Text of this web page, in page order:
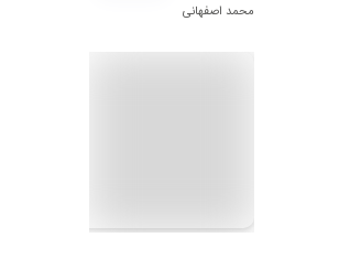
محمد اصفهانی